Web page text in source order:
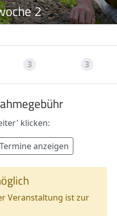
2
3 3
klicken:
anzeigen
Veranstaltung ist zur